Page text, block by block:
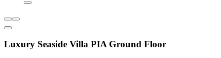
Luxury Seaside Villa PIA Ground Floor